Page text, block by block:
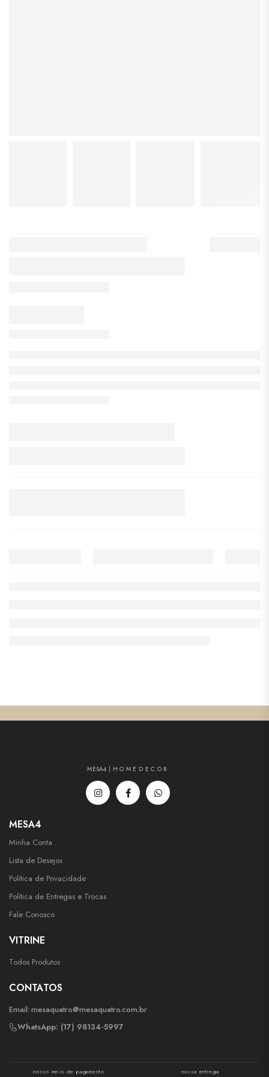
MESA4 | H O M E D E C O R
MESA4
Minha Conta
Lista de Desejos
Política de Privacidade
Política de Entregas e Trocas
Fale Conosco
VITRINE
Todos Produtos
CONTATOS
Email: mesaquatro@mesaquatro.com.br
WhatsApp: (17) 98134-5997
nosso meio de pagamento nossa entrega